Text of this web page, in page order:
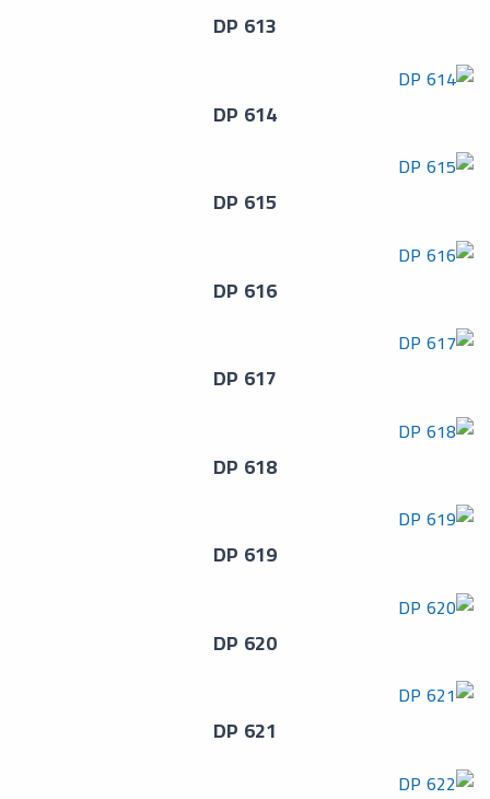
DP 613
DP 614
DP 615
DP 616
DP 617
DP 618
DP 619
DP 620
DP 621